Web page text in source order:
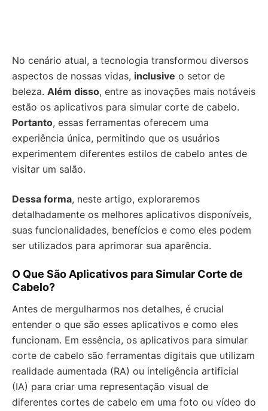
No cenário atual, a tecnologia transformou diversos
aspectos de nossas vidas, inclusive o setor de
beleza. Além disso, entre as inovações mais notáveis
estão os aplicativos para simular corte de cabelo.
Portanto, essas ferramentas oferecem uma
experiência única, permitindo que os usuários
experimentem diferentes estilos de cabelo antes de
visitar um salão.
Dessa forma, neste artigo, exploraremos
detalhadamente os melhores aplicativos disponíveis,
suas funcionalidades, benefícios e como eles podem
ser utilizados para aprimorar sua aparência.
O Que São Aplicativos para Simular Corte de
Cabelo?
Antes de mergulharmos nos detalhes, é crucial
entender o que são esses aplicativos e como eles
funcionam. Em essência, os aplicativos para simular
corte de cabelo são ferramentas digitais que utilizam
realidade aumentada (RA) ou inteligência artificial
(IA) para criar uma representação visual de
diferentes cortes de cabelo em uma foto ou vídeo do